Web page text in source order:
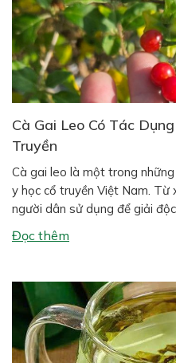
Cà Gai Leo Có Tác
Truyền
Cà gai leo là một trong
y học cổ truyền Việt Nam.
người dân sử dụng để giải
giảm đau nhức xương khớp
nay, nhiều nghiên […]
Đọc thêm